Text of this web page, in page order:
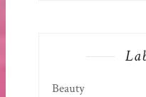
Beauty